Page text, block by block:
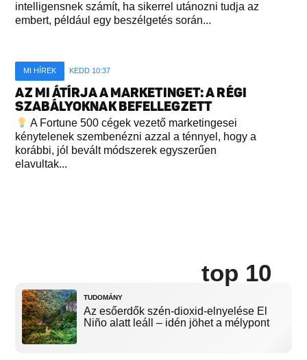
intelligensnek számít, ha sikerrel utánozni tudja az
embert, például egy beszélgetés során...
MI HÍREK KEDD 10:37
AZ MI ÁTÍRJA A MARKETINGET: A RÉGI
SZABÁLYOKNAK BEFELLEGZETT
A Fortune 500 cégek vezető marketingesei
kénytelenek szembenézni azzal a ténnyel, hogy a
korábbi, jól bevált módszerek egyszerűen
elavultak...
top 10
TUDOMÁNY
Az esőerdők szén-dioxid-elnyelése El
Niño alatt leáll – idén jöhet a mélypont